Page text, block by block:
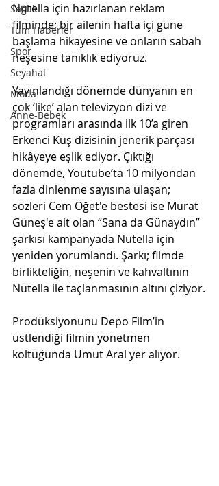
Sağlık
Tüm Haberler
Spor
Seyahat
Moda
Anne-Bebek
Nutella için hazırlanan reklam
filminde; bir ailenin hafta içi güne
başlama hikayesine ve onların sabah
neşesine tanıklık ediyoruz.
Yayınlandığı dönemde dünyanın en
çok ‘like’ alan televizyon dizi ve
programları arasında ilk 10’a giren
Erkenci Kuş dizisinin jenerik parçası
hikâyeye eşlik ediyor. Çıktığı
dönemde, Youtube’ta 10 milyondan
fazla dinlenme sayısına ulaşan;
sözleri Cem Öğet'e bestesi ise Murat
Güneş'e ait olan “Sana da Günaydın”
şarkısı kampanyada Nutella için
yeniden yorumlandı. Şarkı; filmde
birlikteliğin, neşenin ve kahvaltının
Nutella ile taçlanmasının altını çiziyor.
Prodüksiyonunu Depo Film’in
üstlendiği filmin yönetmen
koltuğunda Umut Aral yer alıyor.